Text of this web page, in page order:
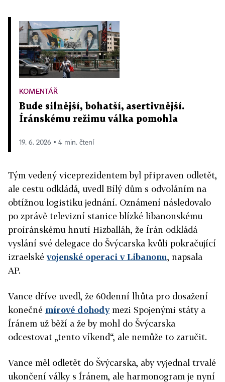
KOMENTÁŘ
Bude silnější, bohatší, asertivnější.
Íránskému režimu válka pomohla
19. 6. 2026 ▪ 4 min. čtení
Tým vedený viceprezidentem byl připraven odletět,
ale cestu odkládá, uvedl Bílý dům s odvoláním na
obtížnou logistiku jednání. Oznámení následovalo
po zprávě televizní stanice blízké libanonskému
proíránskému hnutí Hizballáh, že Írán odkládá
vyslání své delegace do Švýcarska kvůli pokračující
izraelskévojenské operaci v Libanonu, napsala
AP.
Vance dříve uvedl, že 60denní lhůta pro dosažení
konečné mírové dohodymezi Spojenými státy a
Íránem už běží a že by mohl do Švýcarska
odcestovat „tento víkend“, ale nemůže to zaručit.
Vance měl odletět do Švýcarska, aby vyjednal trvalé
ukončení války s Íránem, ale harmonogram je nyní